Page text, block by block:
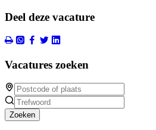
Deel deze vacature
Vacatures zoeken
Zoeken